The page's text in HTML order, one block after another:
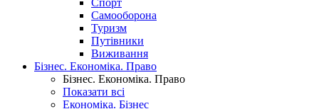
Спорт
Самооборона
Туризм
Путівники
Виживання
Бізнес. Економіка. Право
Бізнес. Економіка. Право
Показати всі
Економіка. Бізнес